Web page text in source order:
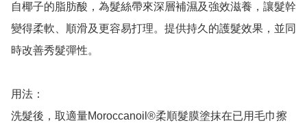
自椰子的脂肪酸，為髮絲帶來深層補濕及強效滋養，讓髮幹
變得柔軟、順滑及更容易打理。提供持久的護髮效果，並同
時改善秀髮彈性。
用法：
洗髮後，取適量Moroccanoil®柔順髮膜塗抹在已用毛巾擦